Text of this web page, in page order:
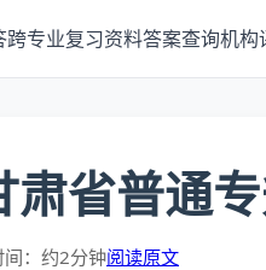
跨专业复习资料答案查询机构
省普通
间：约2分钟阅读原文